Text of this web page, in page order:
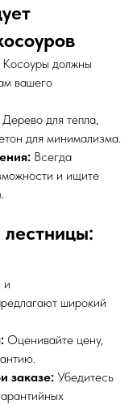
Косоуры должны
вашего
Дерево для тепла,
для минимализма.
Всегда
и ищите
лестницы:
и
широкий
Оценивайте цену,
заказе: Убедитесь